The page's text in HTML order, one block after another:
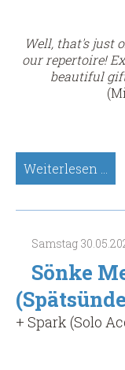
Well, that's just
our repertoire!
beautiful
Weiterlesen …
Karlijn
Langendijk,
Samstag
Sönke
+ Spark (Solo